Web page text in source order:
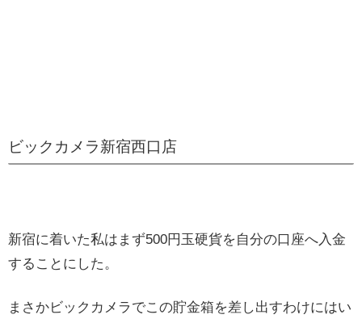
ビックカメラ新宿西口店
新宿に着いた私はまず500円玉硬貨を自分の口座へ入金
することにした。
まさかビックカメラでこの貯金箱を差し出すわけにはい